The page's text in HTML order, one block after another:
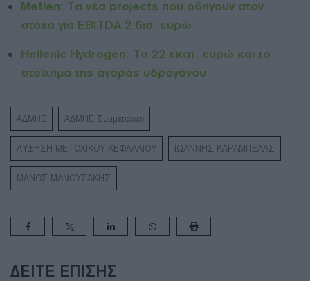
Metlen: Τα νέα projects που οδηγούν στον
στόχο για EBITDA 2 δισ. ευρώ
Hellenic Hydrogen: Τα 22 εκατ. ευρώ και το
στοίχημα της αγοράς υδρογόνου
ΑΔΜΗΕ ΑΔΜΗΕ Συμμετοχών
ΑΥΞΗΣΗ ΜΕΤΟΧΙΚΟΥ ΚΕΦΑΛΑΙΟΥ ΙΩΑΝΝΗΣ ΚΑΡΑΜΠΕΛΑΣ
ΜΑΝΟΣ ΜΑΝΟΥΣΑΚΗΣ
ΔΕΊΤΕ ΕΠΊΣΗΣ